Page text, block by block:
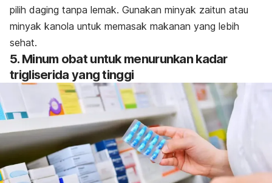
pilih daging tanpa lemak. Gunakan minyak zaitun atau
minyak kanola untuk memasak makanan yang lebih
sehat.
5. Minum obat untuk menurunkan kadar
trigliserida yang tinggi